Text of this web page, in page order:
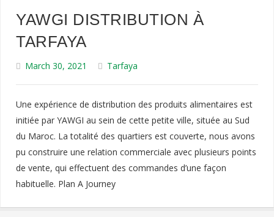
YAWGI DISTRIBUTION À
TARFAYA
March 30, 2021 Tarfaya
Une expérience de distribution des produits alimentaires est
initiée par YAWGI au sein de cette petite ville, située au Sud
du Maroc. La totalité des quartiers est couverte, nous avons
pu construire une relation commerciale avec plusieurs points
de vente, qui effectuent des commandes d’une façon
habituelle. Plan A Journey